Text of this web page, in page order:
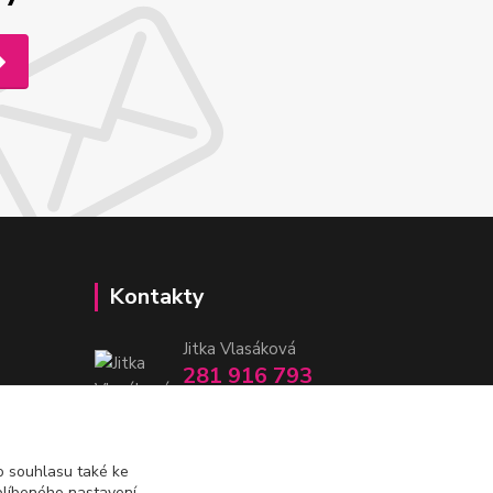
Kontakty
Jitka Vlasáková
281 916 793
souhlasu také ke